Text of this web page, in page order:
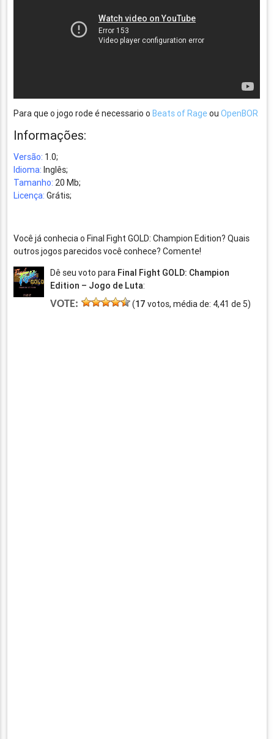
Para que o jogo rode é necessario oBeats of RageouOpenBOR
Informações:
Versão: 1.0;
Idioma: Inglês;
Tamanho: 20 Mb;
Licença: Grátis;
Você já conhecia o Final Fight GOLD: Champion Edition? Quais
outros jogos parecidos você conhece? Comente!
Dê seu voto para Final Fight GOLD: Champion
Edition – Jogo de Luta:
VOTE: (17 votos, média de: 4,41 de 5)